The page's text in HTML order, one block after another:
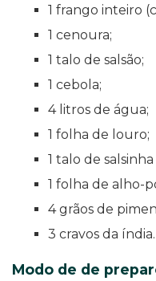
1 frango inteiro
1 cenoura;
1 talo de salsão;
1 cebola;
4 litros de água;
1 folha de louro;
1 talo de
1 folha de alho-
4 grãos de
3 cravos da índia.
Modo de de